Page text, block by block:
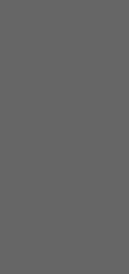
je na nasze zlecenie,
zbierane są przez naszych
ich przetwarzania. Możesz
podstawie prawnej.
do Twoich zainteresowań,